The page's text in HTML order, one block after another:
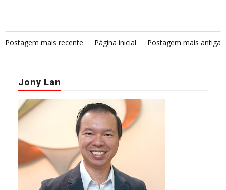
Postagem mais recente Página inicial Postagem mais antiga
Jony Lan